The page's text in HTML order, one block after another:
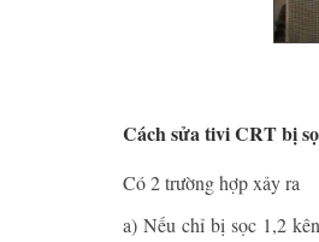
Cách sửa tivi CRT bị
Có 2 trường hợp xảy ra
a) Nếu chỉ bị sọc 1,2